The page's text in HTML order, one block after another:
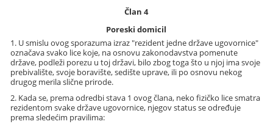
Član 4
Poreski domicil
1. U smislu ovog sporazuma izraz "rezident jedne države ugovornice"
označava svako lice koje, na osnovu zakonodavstva pomenute
države, podleži porezu u toj državi, bilo zbog toga što u njoj ima svoje
prebivalište, svoje boravište, sedište uprave, ili po osnovu nekog
drugog merila slične prirode.
2. Kada se, prema odredbi stava 1 ovog člana, neko fizičko lice smatra
rezidentom svake države ugovornice, njegov status se određuje
prema sledećim pravilima: